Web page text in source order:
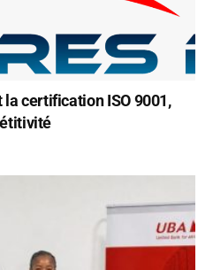
la certification ISO 9001,